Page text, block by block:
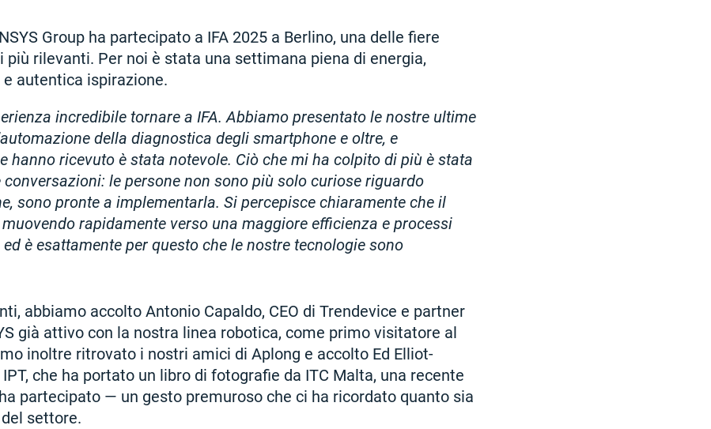
Group ha partecipato a IFA 2025 a Berlino, una delle fiere
più rilevanti. Per noi è stata una settimana piena di energia,
autentica ispirazione.
incredibile tornare a IFA. Abbiamo presentato le nostre ultime
della diagnostica degli smartphone e oltre, e
hanno ricevuto è stata notevole. Ciò che mi ha colpito di più è stata
le persone non sono più solo curiose riguardo
sono pronte a implementarla. Si percepisce chiaramente che il
rapidamente verso una maggiore efficienza e processi
è esattamente per questo che le nostre tecnologie sono
abbiamo accolto Antonio Capaldo, CEO di Trendevice e partner
già attivo con la nostra linea robotica, come primo visitatore al
inoltre ritrovato i nostri amici di Aplong e accolto Ed Elliot-
che ha portato un libro di fotografie da ITC Malta, una recente
partecipato — un gesto premuroso che ci ha ricordato quanto sia
settore.